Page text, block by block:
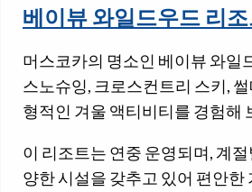
베이뷰 와일드우드 리
머스코카의 명소인 베이뷰 와일
스노슈잉, 크로스컨트리 스키,
형적인 겨울 액티비티를 경험해
이 리조트는 연중 운영되며, 계
양한 시설을 갖추고 있어 편안한